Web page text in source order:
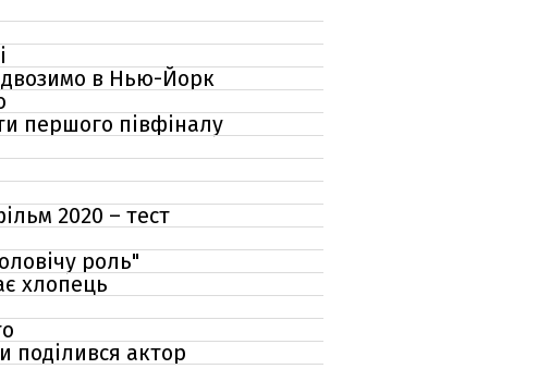
в Нью-Йорк
першого півфіналу
2020 – тест
роль"
хлопець
поділився актор